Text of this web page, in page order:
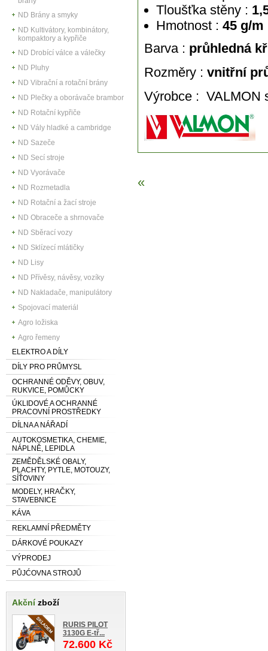
ND Brány a smyky
ND Kultivátory, kombinátory,
kompaktory a kypřiče
ND Drobící válce a válečky
ND Pluhy
ND Vibrační a rotační brány
ND Plečky a oborávače brambor
ND Rotační kypřiče
ND Vály hladké a cambridge
ND Sazeče
ND Secí stroje
ND Vyorávače
ND Rozmetadla
ND Rotační a žací stroje
ND Obraceče a shrnovače
ND Sběrací vozy
ND Sklízecí mlátičky
ND Lisy
ND Přívěsy, návěsy, vozíky
ND Nakladače, manipulátory
Spojovací materiál
Agro ložiska
Agro řemeny
ELEKTRO A DÍLY
DÍLY PRO PRŮMYSL
OCHRANNÉ ODĚVY, OBUV,
RUKVICE, POMŮCKY
ÚKLIDOVÉ A OCHRANNÉ
PRACOVNÍ PROSTŘEDKY
DÍLNA A NÁŘADÍ
AUTOKOSMETIKA, CHEMIE,
NÁPLNĚ, LEPIDLA
ZEMĚDĚLSKÉ OBALY,
PLACHTY, PYTLE, MOTOUZY,
SÍŤOVINY
MODELY, HRAČKY,
STAVEBNICE
KÁVA
REKLAMNÍ PŘEDMĚTY
DÁRKOVÉ POUKAZY
VÝPRODEJ
PŮJĆOVNA STROJŮ
Akčnízboží
RURIS PILOT
3130G E-tř...
72.600 Kč
Tloušťka stěny :
Hmotnost :45 g/m
Barva : průhledná
Rozměry : vnitřní
Výrobce : VALMON
«